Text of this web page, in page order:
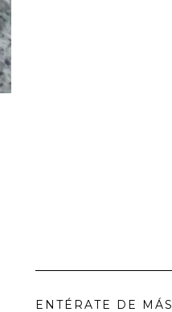
ENTÉRATE DE MÁS